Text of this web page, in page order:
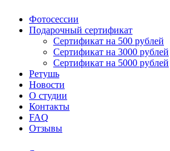
Фотосессии
Подарочный сертификат
Сертификат на 500 рублей
Сертификат на 3000 рублей
Сертификат на 5000 рублей
Ретушь
Новости
О студии
Контакты
FAQ
Отзывы